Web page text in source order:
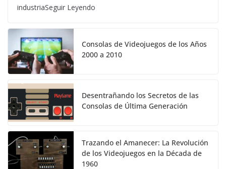
industriaSeguir Leyendo
Consolas de Videojuegos de los Años
2000 a 2010
Desentrañando los Secretos de las
Consolas de Última Generación
Trazando el Amanecer: La Revolución
de los Videojuegos en la Década de
1960